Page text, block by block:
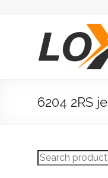
Loxsk
predaj
6204 2RS
Search
for: